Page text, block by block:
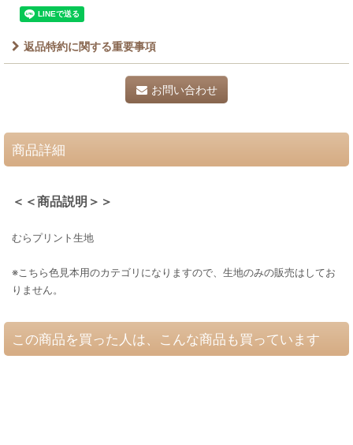
返品特約に関する重要事項
お問い合わせ
商品詳細
＜＜商品説明＞＞
むらプリント生地
※こちら色見本用のカテゴリになりますので、生地のみの販売はしてお
りません。
この商品を買った人は、こんな商品も買っています